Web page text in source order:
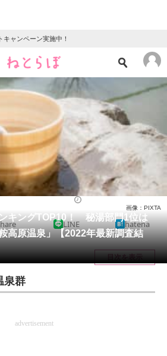
ャンペーン実施中！
ニュース
クイズ
地域
教育・育児
リサーチ
ページ
キングTOP10！ 秘湯部門1位は
高原温泉」【2022年最新調査結
画像：PIXTA
LINE hatena
目次を表示
泉群
advertisement